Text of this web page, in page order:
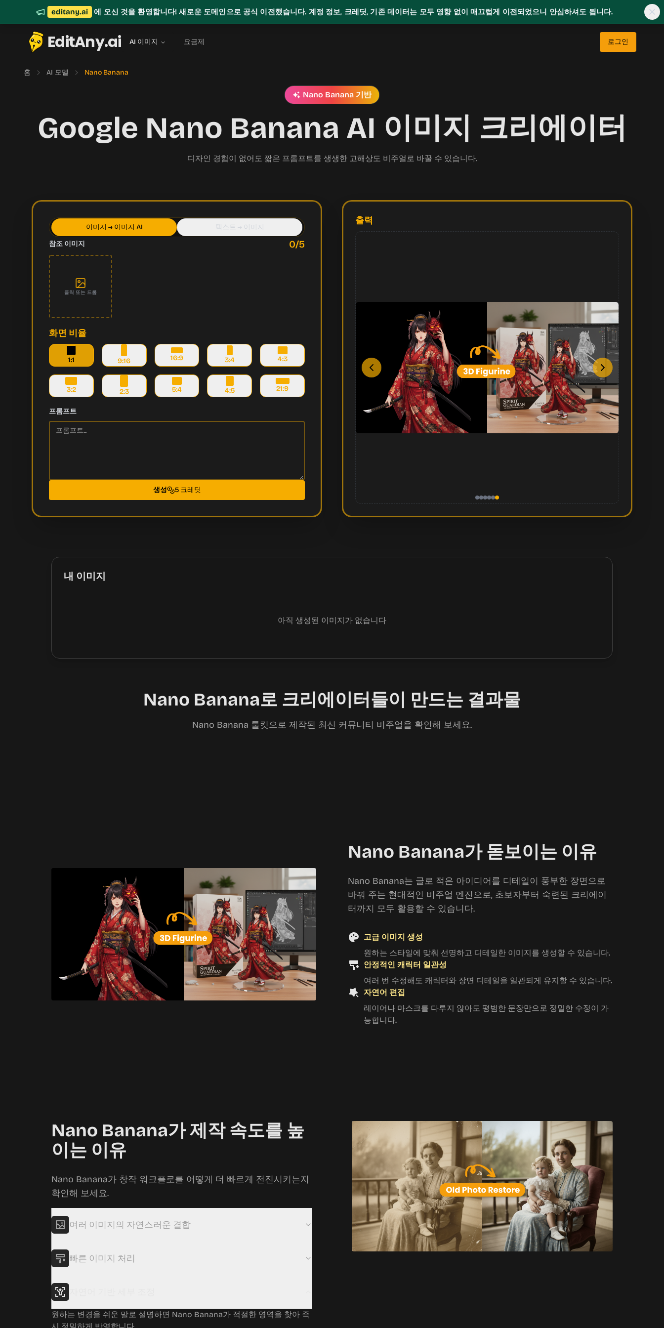
editany.ai 에 오신 것을 환영합니다! 새로운 도메인으로 공식 이전했습니다. 계정 정보, 크레딧, 기존 데이터는 모두 영향 없이 매끄럽게 이전되었으니 안심하셔도 됩니다.
EditAny.ai AI 이미지 요금제 로그인
홈 AI 모델 Nano Banana
Google Nano Banana AI 이미지 크리에이터
Nano Banana 기반
디자인 경험이 없어도 짧은 프롬프트를 생생한 고해상도 비주얼로 바꿀 수 있습니다.
이미지 → 이미지 AI
텍스트 → 이미지
참조 이미지
0/5
클릭 또는 드롭
화면 비율
1:1 9:16 16:9 3:4 4:3
3:2 2:3 5:4 4:5 21:9
프롬프트
생성 5 크레딧
출력
내 이미지
아직 생성된 이미지가 없습니다
Nano Banana로 크리에이터들이 만드는 결과물
Nano Banana 툴킷으로 제작된 최신 커뮤니티 비주얼을 확인해 보세요.
Nano Banana가 돋보이는 이유
Nano Banana는 글로 적은 아이디어를 디테일이 풍부한 장면으로
바꿔 주는 현대적인 비주얼 엔진으로, 초보자부터 숙련된 크리에이
터까지 모두 활용할 수 있습니다.
고급 이미지 생성
원하는 스타일에 맞춰 선명하고 디테일한 이미지를 생성할 수 있습니다.
안정적인 캐릭터 일관성
여러 번 수정해도 캐릭터와 장면 디테일을 일관되게 유지할 수 있습니다.
자연어 편집
레이어나 마스크를 다루지 않아도 평범한 문장만으로 정밀한 수정이 가
능합니다.
Nano Banana가 제작 속도를 높
이는 이유
Nano Banana가 창작 워크플로를 어떻게 더 빠르게 전진시키는지
확인해 보세요.
여러 이미지의 자연스러운 결합
빠른 이미지 처리
원하는 변경을 쉬운 말로 설명하면 Nano Banana가 적절한 영역을 찾아 즉